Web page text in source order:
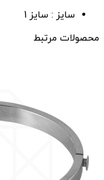
سایز : سایز 1
محصولات مرتبط